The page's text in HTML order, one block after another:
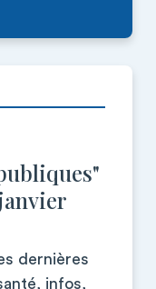
dernières
infos,